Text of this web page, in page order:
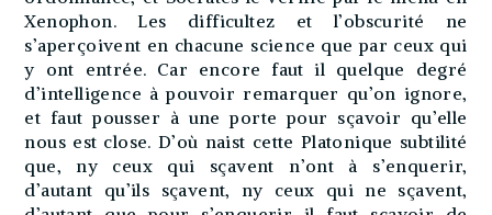
Xenophon. Les difficultez et l’obscurité ne
s’aperçoivent en chacune science que par ceux qui
y ont entrée. Car encore faut il quelque degré
d’intelligence à pouvoir remarquer qu’on ignore,
et faut pousser à une porte pour sçavoir qu’elle
nous est close. D’où naist cette Platonique subtilité
que, ny ceux qui sçavent n’ont à s’enquerir,
d’autant qu’ils sçavent, ny ceux qui ne sçavent,